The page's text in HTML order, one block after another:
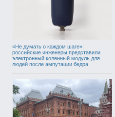
«Не думать о каждом шаге»:
российские инженеры представили
электронный коленный модуль для
людей после ампутации бедра